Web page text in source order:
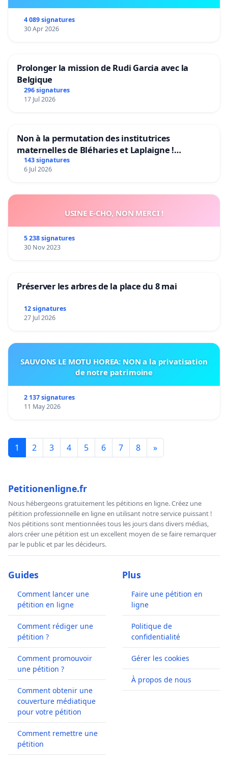
4 089 signatures
30 Apr 2026
Prolonger la mission de Rudi Garcia avec la
Belgique
296 signatures
17 Jul 2026
Non à la permutation des institutrices
maternelles de Bléharies et Laplaigne !
Préservons la stabilité de nos enfants.
143 signatures
6 Jul 2026
USINE E-CHO, NON MERCI !
5 238 signatures
30 Nov 2023
Préserver les arbres de la place du 8 mai
12 signatures
27 Jul 2026
SAUVONS LE MOTU HOREA: NON a la privatisation
de notre patrimoine
2 137 signatures
11 May 2026
1 2 3 4 5 6 7 8 »
Petitionenligne.fr
Nous hébergeons gratuitement les pétitions en ligne. Créez une
pétition professionnelle en ligne en utilisant notre service puissant !
Nos pétitions sont mentionnées tous les jours dans divers médias,
alors créer une pétition est un excellent moyen de se faire remarquer
par le public et par les décideurs.
Guides
Comment lancer une
pétition en ligne
Comment rédiger une
pétition ?
Comment promouvoir
une pétition ?
Comment obtenir une
couverture médiatique
pour votre pétition
Comment remettre une
pétition
Plus
Faire une pétition en
ligne
Politique de
confidentialité
Gérer les cookies
À propos de nous